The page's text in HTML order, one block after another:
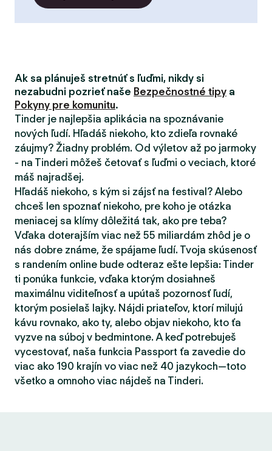
Ak sa plánuješ stretnúť s ľuďmi, nikdy si
nezabudni pozrieť naše Bezpečnostné tipy a
Pokyny pre komunitu.
Tinder je najlepšia aplikácia na spoznávanie
nových ľudí. Hľadáš niekoho, kto zdieľa rovnaké
záujmy? Žiadny problém. Od výletov až po jarmoky
- na Tinderi môžeš četovať s ľuďmi o veciach, ktoré
máš najradšej.
Hľadáš niekoho, s kým si zájsť na festival? Alebo
chceš len spoznať niekoho, pre koho je otázka
meniacej sa klímy dôležitá tak, ako pre teba?
Vďaka doterajším viac než 55 miliardám zhôd je o
nás dobre známe, že spájame ľudí. Tvoja skúsenosť
s randením online bude odteraz ešte lepšia: Tinder
ti ponúka funkcie, vďaka ktorým dosiahneš
maximálnu viditeľnosť a upútaš pozornosť ľudí,
ktorým posielaš lajky. Nájdi priateľov, ktorí milujú
kávu rovnako, ako ty, alebo objav niekoho, kto ťa
vyzve na súboj v bedmintone. A keď potrebuješ
vycestovať, naša funkcia Passport ťa zavedie do
viac ako 190 krajín vo viac než 40 jazykoch—toto
všetko a omnoho viac nájdeš na Tinderi.